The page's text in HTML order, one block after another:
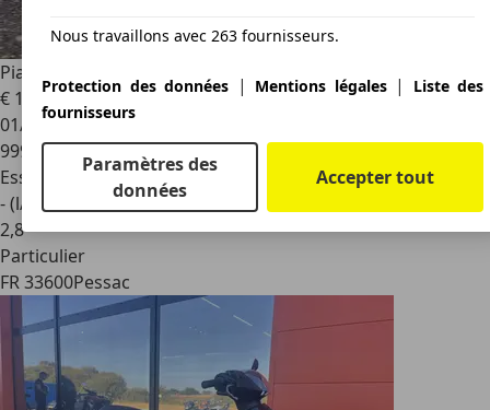
Piaggio Ciao
€ 1 100
01/1985
999 999 km
Essence 2 temps
- (l/100 km)
2,8
Particulier
FR 33600Pessac
Nous travaillons avec 263 fournisseurs.
Protection des données | Mentions légales|
Liste des
fournisseurs
Paramètres des
données
Accepter tout